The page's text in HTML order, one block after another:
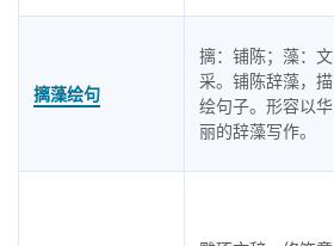
摛藻绘句
摛：铺陈；藻：文
采。铺陈辞藻，描
绘句子。形容以华
丽的辞藻写作。